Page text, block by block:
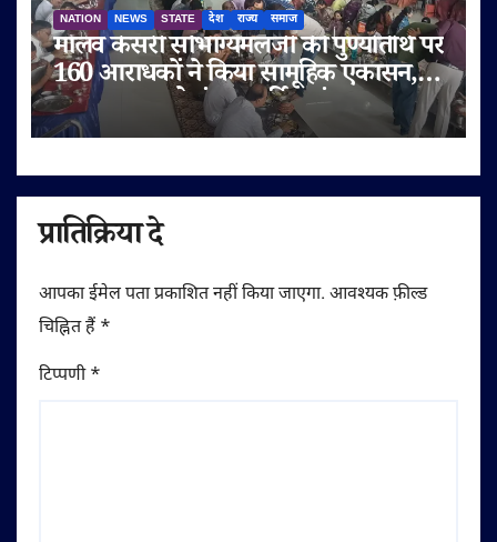
NATION NEWS STATE देश राज्य समाज
मालव केसरी सौभाग्यमलजी की पुण्यतिथि पर
160 आराधकों ने किया सामूहिक एकासन,
तप-आराधना से गूंजा चतुर्विध संघ
प्रातिक्रिया दे
आपका ईमेल पता प्रकाशित नहीं किया जाएगा. आवश्यक फ़ील्ड
चिह्नित हैं *
टिप्पणी*